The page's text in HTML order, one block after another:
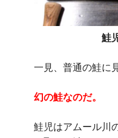
鮭
一見、普通の鮭に
幻の鮭なのだ。
鮭児はアムール川